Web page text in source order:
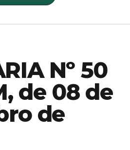
Nº 50
de 08 de
de